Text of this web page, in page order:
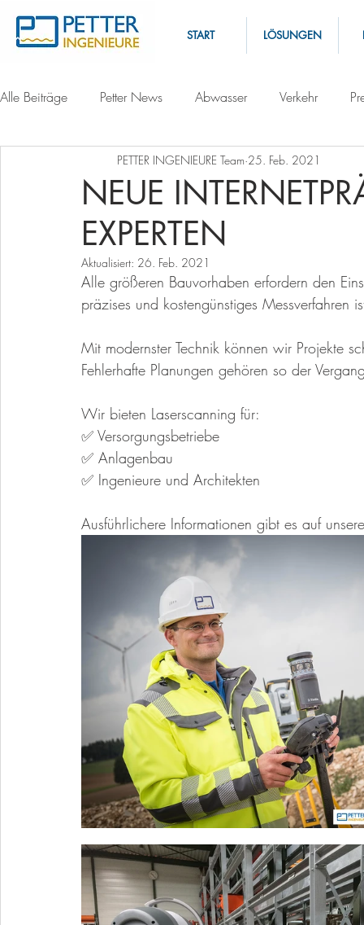
START LÖSUNGEN
Alle Beiträge Petter News Abwasser Verkehr
NEUE
EXPERTEN
PETTER INGENIEURE Team 25. Feb. 2021
Aktualisiert: 26. Feb. 2021
Alle größeren Bauvorhaben erfordern den
präzises und kostengünstiges Messverfahren
Mit modernster Technik können wir Projekte
Fehlerhafte Planungen gehören so der
Wir bieten Laserscanning für:
✅ Versorgungsbetriebe
✅ Anlagenbau
✅ Ingenieure und Architekten
Ausführlichere Informationen gibt es auf